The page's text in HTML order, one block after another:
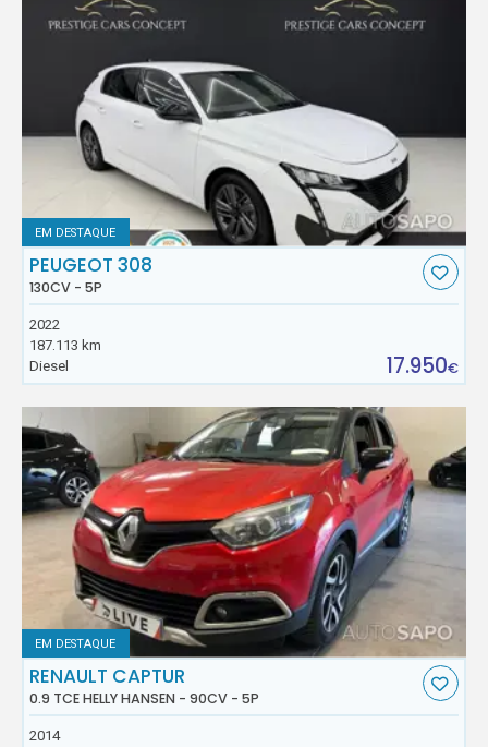
EM DESTAQUE
PEUGEOT 308
130CV - 5P
2022
187.113 km
Diesel
17.950€
EM DESTAQUE
RENAULT CAPTUR
0.9 TCE HELLY HANSEN - 90CV - 5P
2014